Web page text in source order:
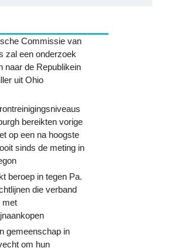
Commissie van
zal een onderzoek
naar de Republikein
uit Ohio
bereikten vorige
op een na hoogste
sinds de meting in
beroep in tegen Pa.
die verband
met
gemeenschap in
om hun